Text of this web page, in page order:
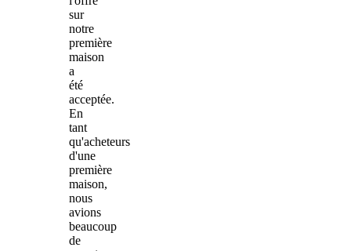
sur
notre
première
maison
a
été
acceptée.
En
tant
qu'acheteurs
d'une
première
maison,
nous
avions
beaucoup
de